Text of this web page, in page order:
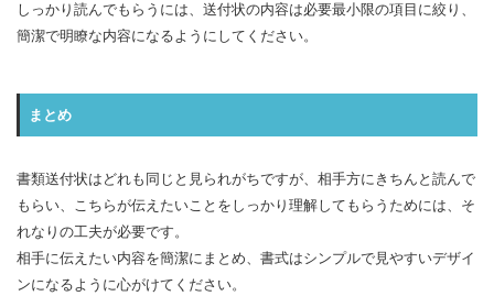
しっかり読んでもらうには、送付状の内容は必要最小限の項目に絞り、
簡潔で明瞭な内容になるようにしてください。
まとめ
書類送付状はどれも同じと見られがちですが、相手方にきちんと読んで
もらい、こちらが伝えたいことをしっかり理解してもらうためには、そ
れなりの工夫が必要です。
相手に伝えたい内容を簡潔にまとめ、書式はシンプルで見やすいデザイ
ンになるように心がけてください。